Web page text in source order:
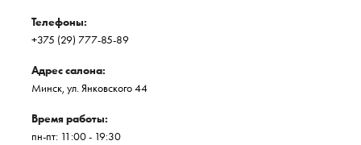
Телефоны:
+375 (29) 777-85-89
Адрес салона:
Минск, ул. Янковского 44
Время работы:
пн-пт: 11:00 - 19:30